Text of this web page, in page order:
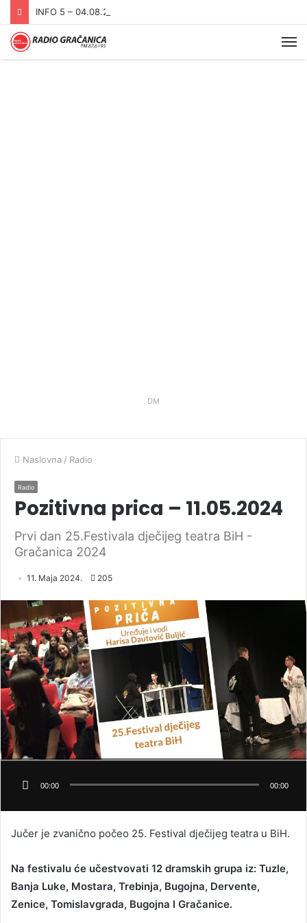
INFO 5 – 04.08.2026.
DM
Naslovna / Radio
Radio
Pozitivna prica – 11.05.2024
Prvi dan 25.Festivala dječijeg teatra BiH -
Gračanica 2024
11. Maja 2024. 205
00:00 00:00
Jučer je zvanično počeo 25. Festival dječijeg teatra u BiH.
Na festivalu će učestvovati 12 dramskih grupa iz: Tuzle,
Banja Luke, Mostara, Trebinja, Bugojna, Dervente,
Zenice, Tomislavgrada, Bugojna I Gračanice.